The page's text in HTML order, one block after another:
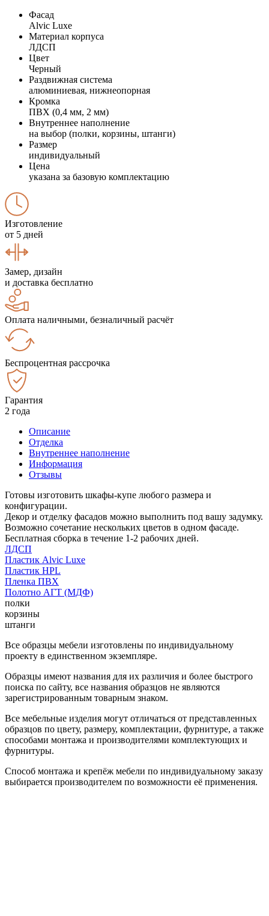
Фасад
Alvic Luxe
Материал корпуса
ЛДСП
Цвет
Черный
Раздвижная система
алюминиевая, нижнеопорная
Кромка
ПВХ (0,4 мм, 2 мм)
Внутреннее наполнение
на выбор (полки, корзины, штанги)
Размер
индивидуальный
Цена
указана за базовую комплектацию
Изготовление
от 5 дней
Замер, дизайн
и доставка бесплатно
Оплата наличными, безналичный расчёт
Беспроцентная рассрочка
Гарантия
2 года
Описание
Отделка
Внутреннее наполнение
Информация
Отзывы
Готовы изготовить шкафы-купе любого размера и
конфигурации.
Декор и отделку фасадов можно выполнить под вашу задумку.
Возможно сочетание нескольких цветов в одном фасаде.
Бесплатная сборка в течение 1-2 рабочих дней.
ЛДСП
Пластик Alvic Luxe
Пластик HPL
Пленка ПВХ
Полотно АГТ (МДФ)
полки
корзины
штанги
Все образцы мебели изготовлены по индивидуальному
проекту в единственном экземпляре.
Образцы имеют названия для их различия и более быстрого
поиска по сайту, все названия образцов не являются
зарегистрированным товарным знаком.
Все мебельные изделия могут отличаться от представленных
образцов по цвету, размеру, комплектации, фурнитуре, а также
способами монтажа и производителями комплектующих и
фурнитуры.
Способ монтажа и крепёж мебели по индивидуальному заказу
выбирается производителем по возможности её применения.